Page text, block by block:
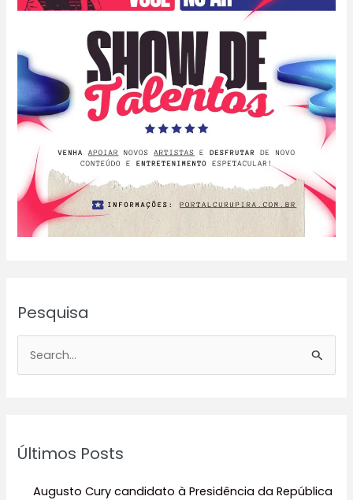
Pesquisa
iÚltimos Posts
Augusto Cury candidato à Presidência da República
eleitoral